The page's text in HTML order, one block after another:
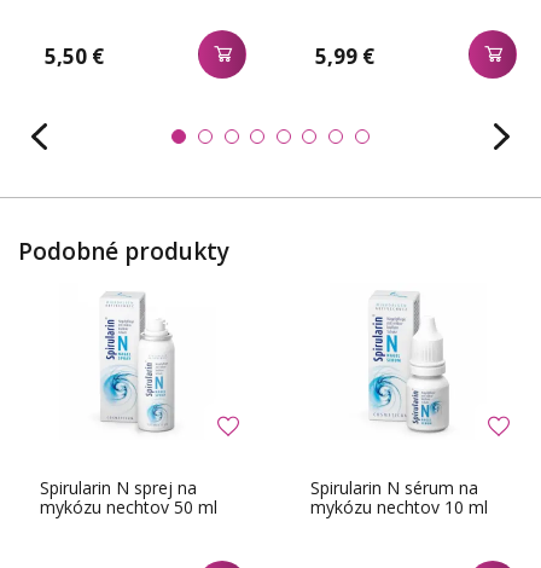
5,50 € 5,99 €
Podobné produkty
Spirularin N sprej na
mykózu nechtov 50 ml
Spirularin N sérum na
mykózu nechtov 10 ml